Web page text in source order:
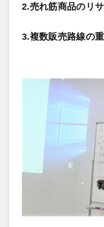
2.売れ筋商品のリ
3.複数販売路線の